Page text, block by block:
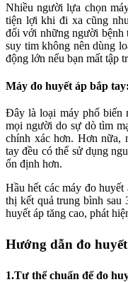
Nhiều người lựa chọn
tiện lợi khi đi xa cũng
đối với những người bệnh
suy tim không nên dùng
động lớn nếu bạn mất tập
Máy đo huyết áp bắp tay:
Đây là loại máy phổ biến
mọi người do sự dò tìm
chính xác hơn. Hơn nữa,
tay đều có thể sử dụng
ổn định hơn.
Hầu hết các máy đo
thị kết quả trung bình sau
huyết áp tăng cao, phát
Hướng dẫn đo
1.Tư thể chuẩn để đo